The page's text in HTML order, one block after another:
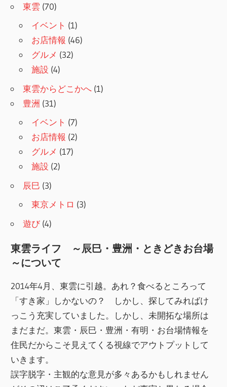
東雲 (70)
イベント (1)
お店情報 (46)
グルメ (32)
施設 (4)
東雲からどこかへ (1)
豊洲 (31)
イベント (7)
お店情報 (2)
グルメ (17)
施設 (2)
辰巳 (3)
東京メトロ (3)
遊び (4)
東雲ライフ ～辰巳・豊洲・ときどきお台場
～について
2014年4月、東雲に引越。あれ？食べるところって
「すき家」しかないの？ しかし、探してみればけ
っこう充実していました。しかし、未開拓な場所は
まだまだ。東雲・辰巳・豊洲・有明・お台場情報を
住民だからこそ見えてくる視線でアウトプットして
いきます。
誤字脱字・主観的な意見が多々あるかもしれません